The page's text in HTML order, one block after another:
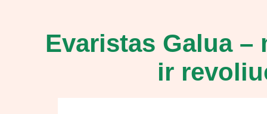
Evaristas Galua
ir